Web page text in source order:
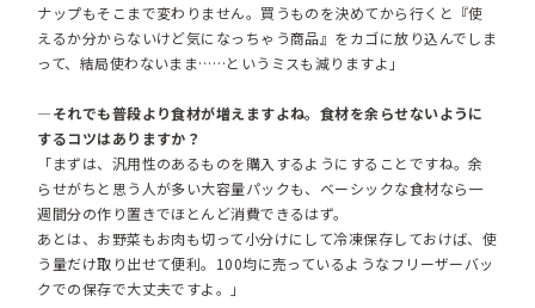
ナップもそこまで変わりません。買うものを決めてから行くと『使
えるか分からないけど気になっちゃう商品』をカゴに放り込んでしま
って、結局使わないまま……というミスも減りますよ」
―それでも普段より食材が増えますよね。食材を余らせないように
するコツはありますか？
「まずは、汎用性のあるものを購入するようにすることですね。余
らせがちと思う人が多い大容量パックも、ベーシックな食材なら一
週間分の作り置きでほとんど消費できるはず。
あとは、お野菜もお肉も切って小分けにして冷凍保存しておけば、使
う量だけ取り出せて便利。100均に売っているようなフリーザーバッ
クでの保存で大丈夫ですよ。」